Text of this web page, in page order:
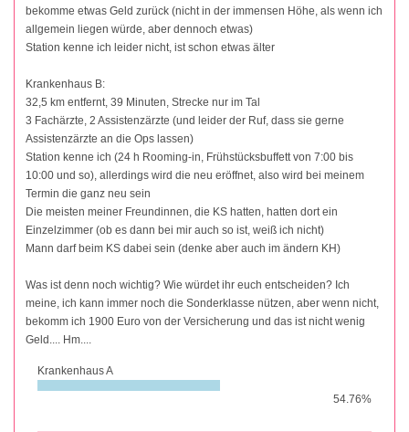
bekomme etwas Geld zurück (nicht in der immensen Höhe, als wenn ich
allgemein liegen würde, aber dennoch etwas)
Station kenne ich leider nicht, ist schon etwas älter
Krankenhaus B:
32,5 km entfernt, 39 Minuten, Strecke nur im Tal
3 Fachärzte, 2 Assistenzärzte (und leider der Ruf, dass sie gerne
Assistenzärzte an die Ops lassen)
Station kenne ich (24 h Rooming-in, Frühstücksbuffett von 7:00 bis
10:00 und so), allerdings wird die neu eröffnet, also wird bei meinem
Termin die ganz neu sein
Die meisten meiner Freundinnen, die KS hatten, hatten dort ein
Einzelzimmer (ob es dann bei mir auch so ist, weiß ich nicht)
Mann darf beim KS dabei sein (denke aber auch im ändern KH)
Was ist denn noch wichtig? Wie würdet ihr euch entscheiden? Ich
meine, ich kann immer noch die Sonderklasse nützen, aber wenn nicht,
bekomm ich 1900 Euro von der Versicherung und das ist nicht wenig
Geld.... Hm....
Krankenhaus A
54.76%